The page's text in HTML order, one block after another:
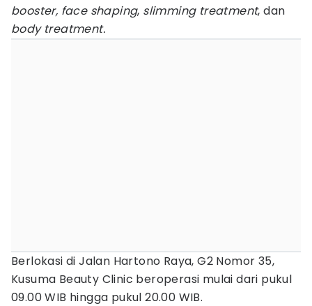
booster, face shaping, slimming treatment, dan
body treatment.
Berlokasi di Jalan Hartono Raya, G2 Nomor 35,
Kusuma Beauty Clinic beroperasi mulai dari pukul
09.00 WIB hingga pukul 20.00 WIB.